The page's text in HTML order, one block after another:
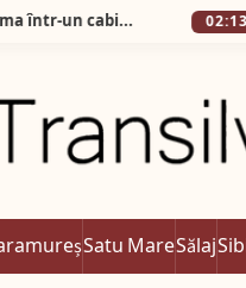
„Pot să vă iau banii, dar nu vă ajută…” Lecția care mi-a frânt inima într-un cabinet optic din Alba Iulia! ALBA
Satu MareSălaj